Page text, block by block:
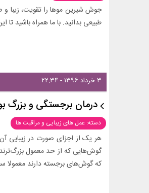
جوش شیرین موها را تقویت، زیبا
طبیعی بدانید. با ما همراه باشید
۳ خرداد ۱۳۹۶ - ۲۲:۳۴
درمان برجستگی و بزرگ
دسته: عمل های زیبایی و مراقبت ها
هر یک از اجزای صورت در زیبایی
گوش‌هایی که از حد معمول بزرگ‌ترند
که گوش‌های برجسته دارند معمولا